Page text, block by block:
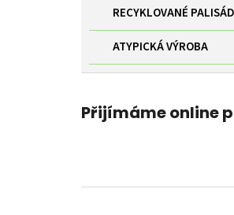
RECYKLOVANÉ
ATYPICKÁ VÝROBA
Přijímáme online